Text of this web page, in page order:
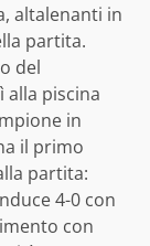
altalenanti in
partita.
del
piscina
in
il primo
partita:
4-0 con
con